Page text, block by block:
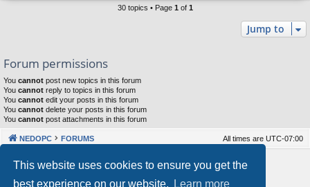
This website uses cookies to ensure you get the
best experience on our website.
Learn more
30 topics • Page 1 of 1
Jump to
Forum permissions
You cannot post new topics in this forum
You cannot reply to topics in this forum
You cannot edit your posts in this forum
You cannot delete your posts in this forum
You cannot post attachments in this forum
NEDOPC FORUMS All times are UTC-07:00
Powered by phpBB® Forum Software © phpBB Limited
Our VPS Hosting By RimuHosting